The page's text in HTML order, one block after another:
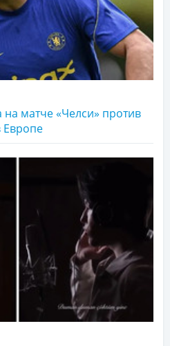
на матче «Челси» против
Европе